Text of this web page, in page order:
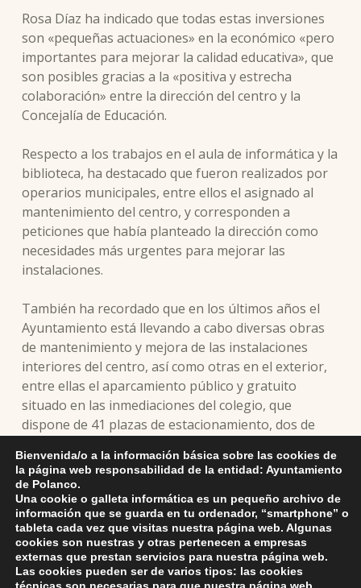
Rosa Díaz ha indicado que todas estas inversiones
son «pequeñas actuaciones» en la económico «pero
importantes para mejorar la calidad educativa», que
son posibles gracias a la «positiva y estrecha
colaboración» entre la dirección del centro y la
Concejalía de Educación.
Respecto a los trabajos en el aula de informática y la
biblioteca, ha destacado que fueron realizados por
operarios municipales, entre ellos el asignado al
mantenimiento del centro, y corresponden a
peticiones que había planteado la dirección como
necesidades más urgentes para mejorar las
instalaciones.
También ha recordado que en los últimos años el
Ayuntamiento está llevando a cabo diversas obras
de mantenimiento y mejora de las instalaciones
interiores del centro, así como otras en el exterior,
entre ellas el aparcamiento público y gratuito
situado en las inmediaciones del colegio, que
dispone de 41 plazas de estacionamiento, dos de
personas con movilidad reducida.
La alcaldesa explica la razón del cambio de sistema de calefacción
en el colegio
Bienvenida/o a la información básica sobre las cookies de
la página web responsabilidad de la entidad: Ayuntamiento
de Polanco.
Una cookie o galleta informática es un pequeño archivo de
información que se guarda en tu ordenador, “smartphone” o
tableta cada vez que visitas nuestra página web. Algunas
cookies son nuestras y otras pertenecen a empresas
externas que prestan servicios para nuestra página web.
Las cookies pueden ser de varios tipos: las cookies